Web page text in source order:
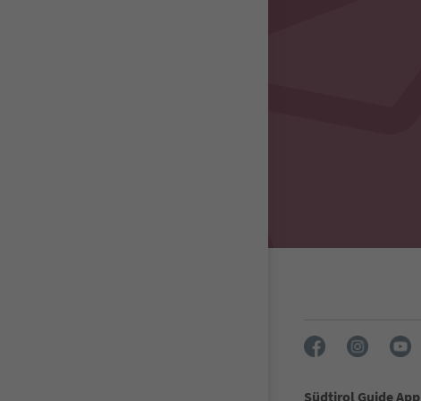
Südtirol Guide App